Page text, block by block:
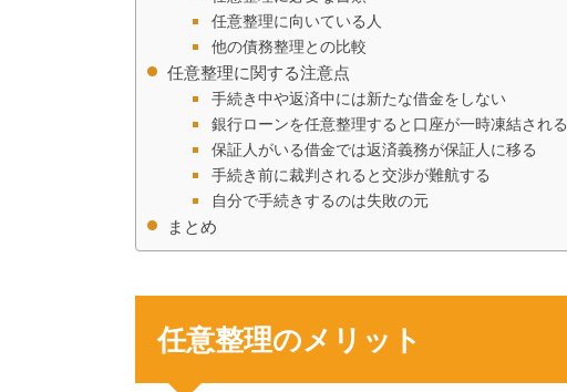
任意整理に向いている人
他の債務整理との比較
任意整理に関する注意点
手続き中や返済中には新たな借金をしない
銀行ローンを任意整理すると口座が一時凍結される
保証人がいる借金では返済義務が保証人に移る
手続き前に裁判されると交渉が難航する
自分で手続きするのは失敗の元
まとめ
任意整理のメリット